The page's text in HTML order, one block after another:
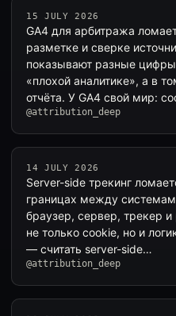
15 JULY 2026
GA4 для арбитража
разметке и сверке
показывают разные
«плохой аналитике», а в
отчёта. У GA4 свой мир:
@attribution_deep
14 JULY 2026
Server-side трекинг
границах между
браузер, сервер, трекер
не только cookie, но и
— считать server-side…
@attribution_deep